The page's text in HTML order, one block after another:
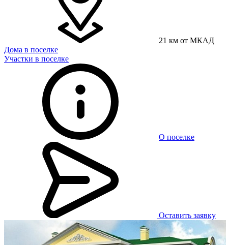
21 км от МКАД
Дома в поселке
Участки в поселке
О поселке
Оставить заявку